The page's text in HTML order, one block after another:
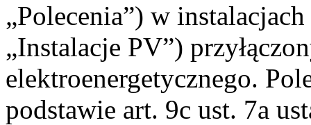
„Polecenia”) w
„Instalacje PV”)
elektroenergetycznego.
podstawie art. 9c ust. 7a